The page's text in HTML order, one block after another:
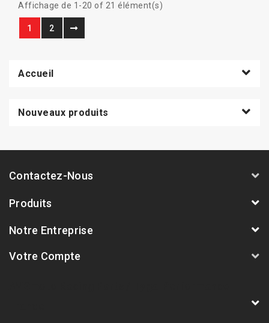
Affichage de 1-20 of 21 élément(s)
1 2
Accueil
Nouveaux produits
Contactez-Nous
Produits
Notre Entreprise
Votre Compte